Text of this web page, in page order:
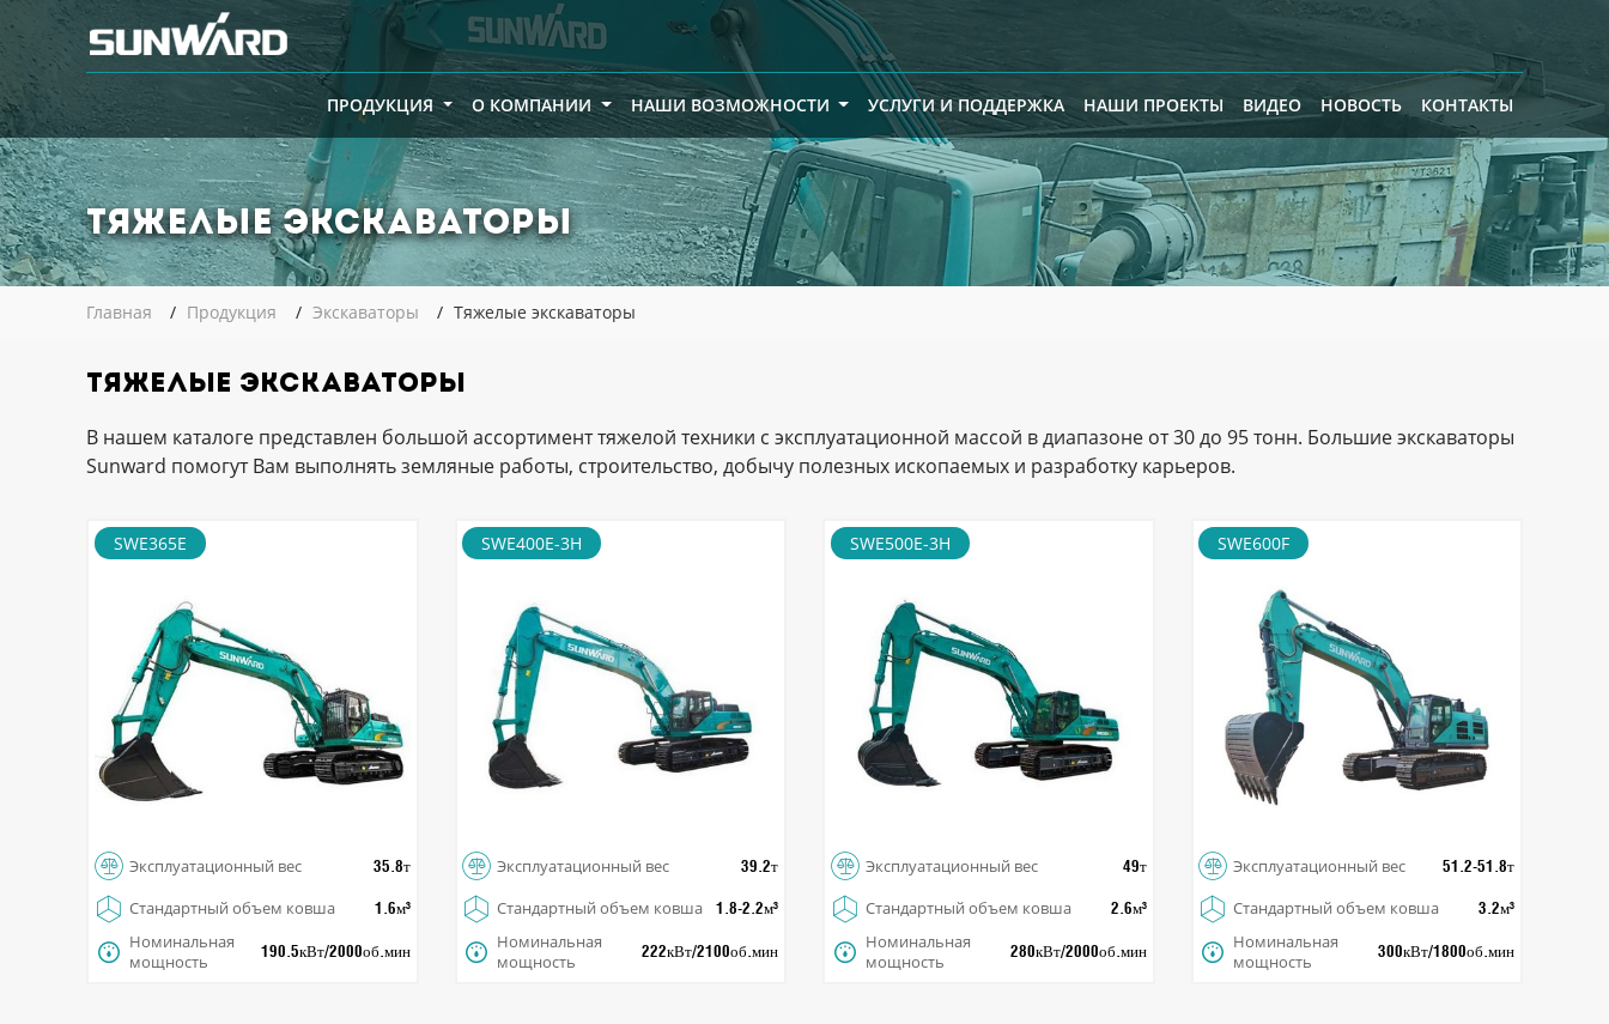
ПРОДУКЦИЯ О КОМПАНИИ НАШИ ВОЗМОЖНОСТИ УСЛУГИ И ПОДДЕРЖКА НАШИ ПРОЕКТЫ ВИДЕО НОВОСТЬ КОНТАКТЫ
Тяжелые экскаваторы
Главная Продукция Экскаваторы Тяжелые экскаваторы
Тяжелые экскаваторы
В нашем каталоге представлен большой ассортимент тяжелой техники с эксплуатационной массой в диапазоне от 30 до 95 тонн. Большие экскаваторы
Sunward помогут Вам выполнять земляные работы, строительство, добычу полезных ископаемых и разработку карьеров.
SWE365E
 Эксплуатационный вес 35.8т
 Стандартный объем ковша 1.6м³
 Номинальная
мощность
190.5кВт/2000об.мин
SWE400E-3H
 Эксплуатационный вес 39.2т
 Стандартный объем ковша 1.8-2.2м³
 Номинальная
мощность
222кВт/2100об.мин
SWE500E-3H
 Эксплуатационный вес 49т
 Стандартный объем ковша 2.6м³
 Номинальная
мощность
280кВт/2000об.мин
SWE600F
 Эксплуатационный вес 51.2-51.8т
 Стандартный объем ковша 3.2м³
 Номинальная
мощность
300кВт/1800об.мин